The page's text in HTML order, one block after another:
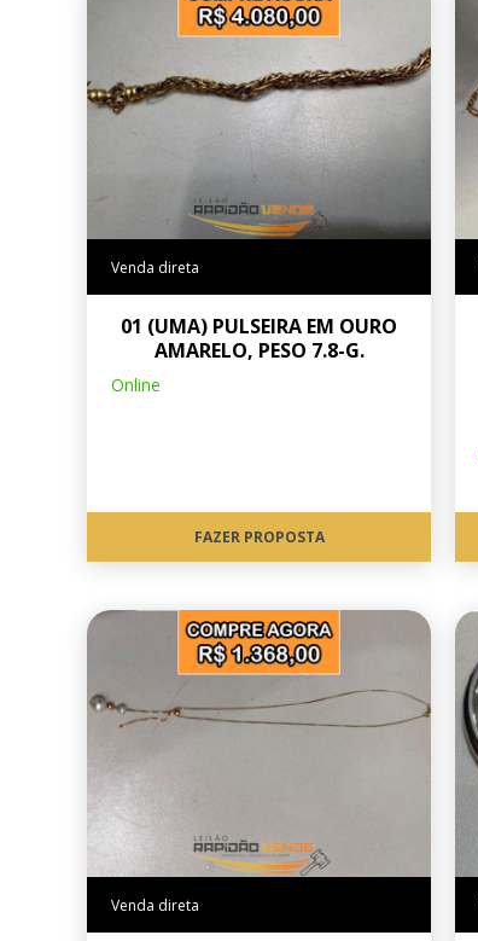
Venda direta
01 (UMA) PULSEIRA EM OURO
AMARELO, PESO 7.8-G.
Online
FAZER PROPOSTA
Venda direta